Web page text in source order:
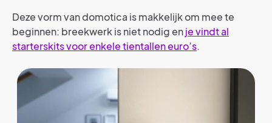
Deze vorm van domotica is makkelijk om mee te
beginnen: breekwerk is niet nodig enje vindt al
starterskits voor enkele tientallen euro’s.